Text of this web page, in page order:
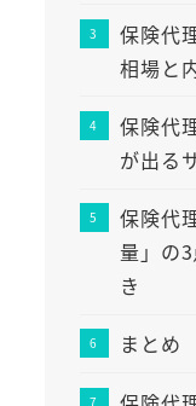
保険代
相場と
保険代
が出る
保険代
量」の
き
まとめ